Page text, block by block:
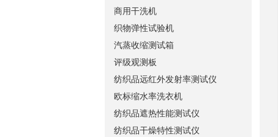
商用干洗机
织物弹性试验机
汽蒸收缩测试箱
评级观测板
纺织品远红外发射率测试仪
欧标缩水率洗衣机
纺织品遮热性能测试仪
纺织品干燥特性测试仪